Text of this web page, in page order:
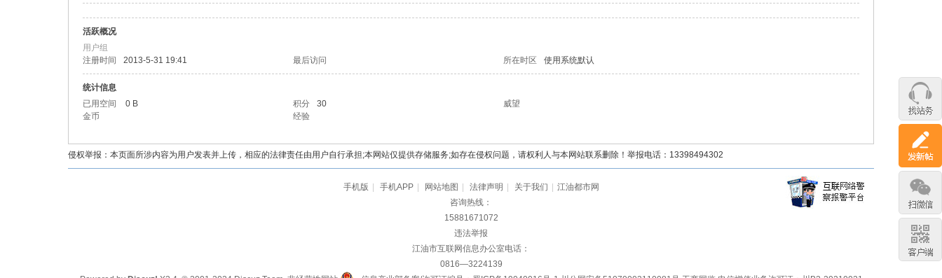
活跃概况
用户组
注册时间
2013-5-31 19:41 最后访问 所在时区 使用系统默认
统计信息
已用空间
0 B 积分 30
威望
金币
经验
侵权举报：本页面所涉内容为用户发表并上传，相应的法律责任由用户自行承担;本网站仅提供存储服务;如存在侵权问题，请权利人与本网站联系删除！举报电话：13398494302
手机版 手机APP 网站地图 法律声明 关于我们
江油都市网
咨询热线：
15881671072
违法举报
江油市互联网信息办公室电话：
0816—3224139